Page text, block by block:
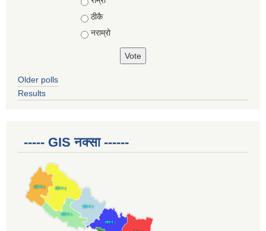
ठीकै
नराम्रो
Older polls
Results
----- GIS नक्सा ------